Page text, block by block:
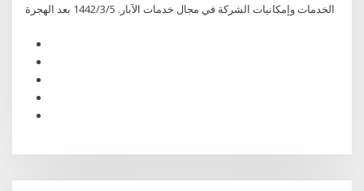
الخدمات وإمكانيات الشركة في مجال خدمات الآبار. 5‏‏/3‏‏/1442 بعد الهجرة